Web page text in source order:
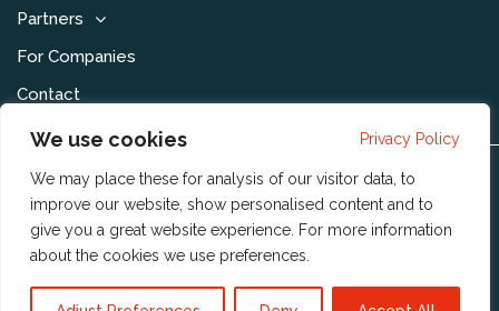
We use cookies Privacy Policy
We may place these for analysis of our visitor data, to
improve our website, show personalised content and to
give you a great website experience. For more information
about the cookies we use preferences
Partners
For Companies
Contact
Disclaimer & Voorwaarden
Privacy Statement
Community Policy
Publishing Policy